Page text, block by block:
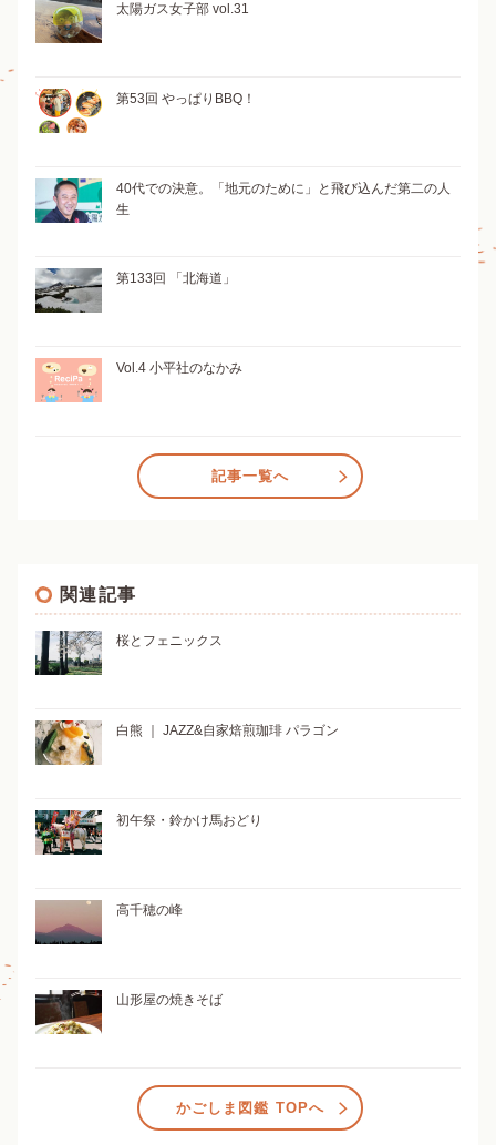
太陽ガス女子部 vol.31
第53回 やっぱりBBQ！
40代での決意。「地元のために」と飛び込んだ第二の人
生
第133回 「北海道」
Vol.4 小平社のなかみ
記事一覧へ
関連記事
桜とフェニックス
白熊 ｜ JAZZ&自家焙煎珈琲 パラゴン
初午祭・鈴かけ馬おどり
高千穂の峰
山形屋の焼きそば
かごしま図鑑 TOPへ